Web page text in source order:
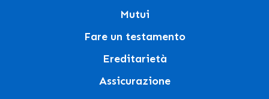
Mutui
Fare un testamento
Ereditarietà
Assicurazione